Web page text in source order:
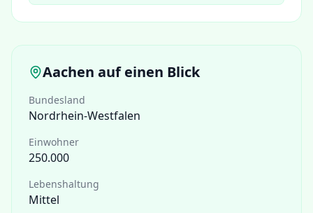
Aachen auf einen Blick
Bundesland
Nordrhein-Westfalen
Einwohner
250.000
Lebenshaltung
Mittel